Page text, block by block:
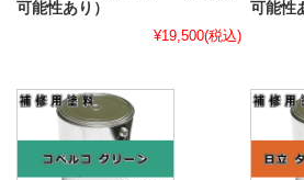
可能性あり）
¥19,500(税込)
可能性